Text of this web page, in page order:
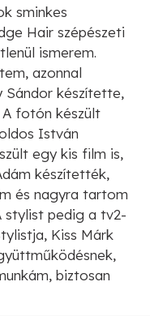
sminkes
Hair szépészeti
ismerem.
azonnal
készítette,
fotón készült
István
egy kis film is,
készítették,
és nagyra tartom
stylist pedig a tv2-
Kiss Márk
biztosan